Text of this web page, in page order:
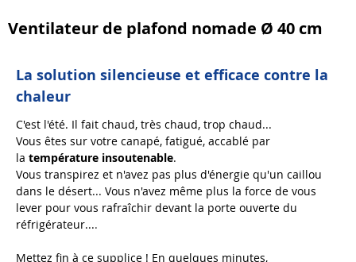
Ventilateur de plafond nomade Ø 40 cm
La solution silencieuse et efficace contre la
chaleur
C'est l'été. Il fait chaud, très chaud, trop chaud...
Vous êtes sur votre canapé, fatigué, accablé par
latempérature insoutenable.
Vous transpirez et n'avez pas plus d'énergie qu'un caillou
dans le désert... Vous n'avez même plus la force de vous
lever pour vous rafraîchir devant la porte ouverte du
réfrigérateur....
Mettez fin à ce supplice ! En quelques minutes,